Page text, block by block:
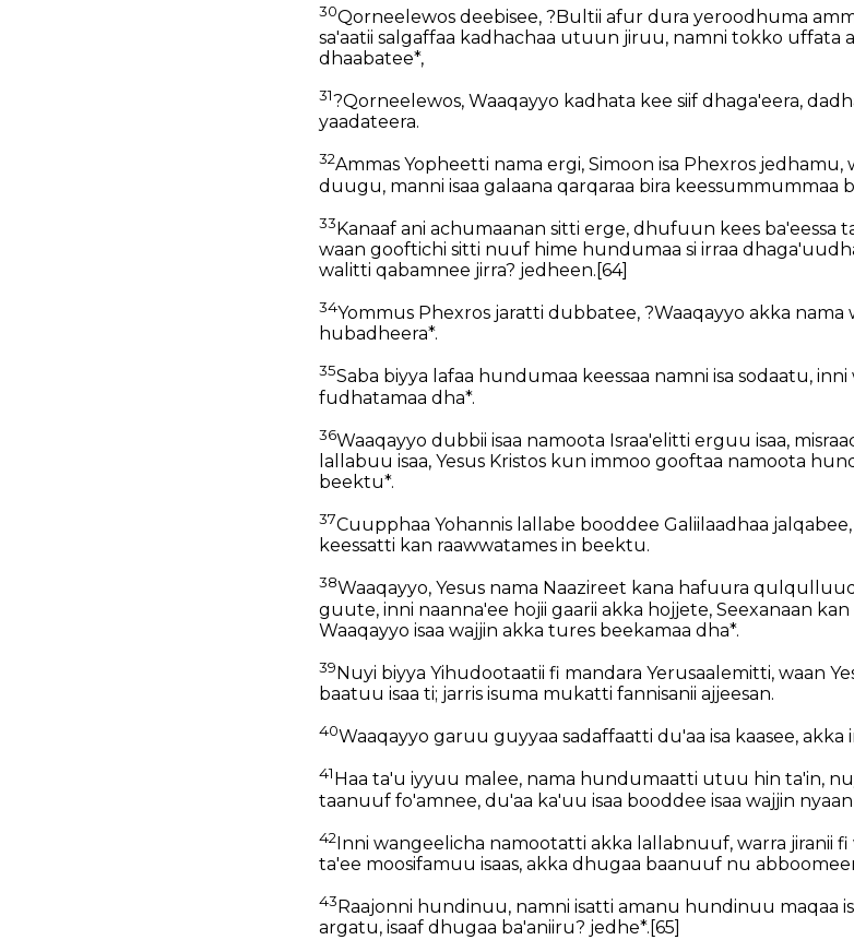
30Qorneelewos deebisee, ?Bultii afur dura yeroodhuma
sa'aatii salgaffaa kadhachaa utuun jiruu, namni tokko uffata
dhaabatee*,
31?Qorneelewos, Waaqayyo kadhata kee siif dhaga'eera,
yaadateera.
32Ammas Yopheetti nama ergi, Simoon isa Phexros jedhamu,
duugu, manni isaa galaana qarqaraa bira keessummummaa
33Kanaaf ani achumaanan sitti erge, dhufuun kees ba'eessa
waan gooftichi sitti nuuf hime hundumaa si irraa
walitti qabamnee jirra? jedheen. [64]
34Yommus Phexros jaratti dubbatee, ?Waaqayyo akka nama
hubadheera*.
35Saba biyya lafaa hundumaa keessaa namni isa sodaatu,
fudhatamaa dha*.
36Waaqayyo dubbii isaa namoota Israa'elitti erguu isaa,
lallabuu isaa, Yesus Kristos kun immoo gooftaa namoota
beektu*.
37Cuupphaa Yohannis lallabe booddee Galiilaadhaa
keessatti kan raawwatames in beektu.
38Waaqayyo, Yesus nama Naazireet kana hafuura
guute, inni naanna'ee hojii gaarii akka hojjete, Seexanaan
Waaqayyo isaa wajjin akka tures beekamaa dha*.
39Nuyi biyya Yihudootaatii fi mandara Yerusaalemitti, waan
baatuu isaa ti; jarris isuma mukatti fannisanii ajjeesan.
40Waaqayyo garuu guyyaa sadaffaatti du'aa isa kaasee,
41 Haa ta'u iyyuu malee, nama hundumaatti utuu hin ta'in,
taanuuf fo'amnee, du'aa ka'uu isaa booddee isaa wajjin
42Inni wangeelicha namootatti akka lallabnuuf, warra jiranii
ta'ee moosifamuu isaas, akka dhugaa baanuuf nu
43 Raajonni hundinuu, namni isatti amanu hundinuu maqaa
argatu, isaaf dhugaa ba'aniiru? jedhe*. [65]